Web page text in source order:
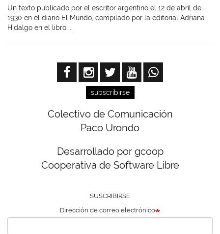
Un texto publicado por el escritor argentino el 12 de abril de
1930 en el diario El Mundo, compilado por la editorial Adriana
Hidalgo en el libro ...
subscribirse
Colectivo de Comunicación
Paco Urondo
Desarrollado por gcoop
Cooperativa de Software Libre
SUSCRIBIRSE
Dirección de correo electrónico